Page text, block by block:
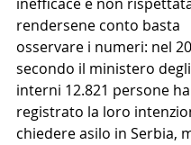
rendersene conto basta
osservare i numeri: nel
secondo il ministero degli
interni 12.821 persone
registrato la loro
chiedere asilo in Serbia,